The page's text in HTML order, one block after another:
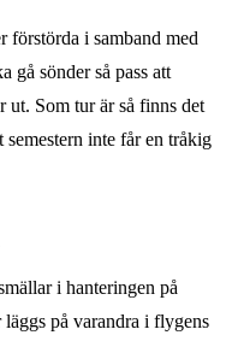
förstörda i samband med
gå sönder så pass att
ut. Som tur är så finns det
inte får en tråkig
i hanteringen på
på varandra i flygens